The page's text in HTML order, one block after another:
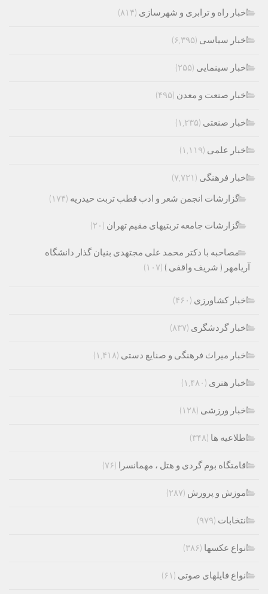
اخبار راه و ترابری و شهرسازی (۸۱۴)
اخبار سیاسی (۶,۳۹۵)
اخبار سینمایی (۲۵۵)
اخبار صنعت و معدن (۴۹۵)
اخبار صنعتی (۱,۲۳۵)
اخبار علمی (۱,۱۱۹)
اخبار فرهنگی (۷,۷۲۱)
گزارشات انجمن شعر و ادب قطب تربت حیدریه (۱۷۴)
گزارشات جامعه تربتیهای مقیم تهران (۲۰)
مصاحبه با دکتر محمد علی مجتهدی بنیان گذار دانشگاه
آریامهر ( شریف واقفی ) (۱۰۷)
اخبار کشاورزی (۴۶۰)
اخبار گردشگری (۸۳۷)
اخبار میراث فرهنگی و صنایع دستی (۱,۴۱۸)
اخبار هنری (۱,۴۸۰)
اخبار ورزشی (۱۲۸)
اطلاعیه ها (۳۴۸)
اقامتگاه بوم گردی و هتل ، مهمانسرا (۷۶)
اموزش و پرورش (۲۸۷)
انتخابات (۹۷۹)
انواع عکسها (۳۸۶)
انواع فایلهای صوتی (۶۱)